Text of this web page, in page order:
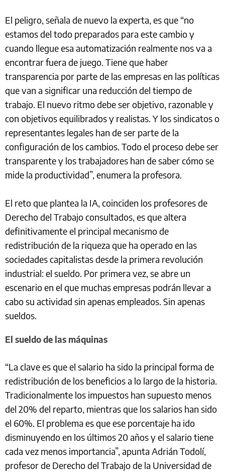
El peligro, señala de nuevo la experta, es que “no
estamos del todo preparados para este cambio y
cuando llegue esa automatización realmente nos va a
encontrar fuera de juego. Tiene que haber
transparencia por parte de las empresas en las políticas
que van a significar una reducción del tiempo de
trabajo. El nuevo ritmo debe ser objetivo, razonable y
con objetivos equilibrados y realistas. Y los sindicatos o
representantes legales han de ser parte de la
configuración de los cambios. Todo el proceso debe ser
transparente y los trabajadores han de saber cómo se
mide la productividad”, enumera la profesora.
El reto que plantea la IA, coinciden los profesores de
Derecho del Trabajo consultados, es que altera
definitivamente el principal mecanismo de
redistribución de la riqueza que ha operado en las
sociedades capitalistas desde la primera revolución
industrial: el sueldo. Por primera vez, se abre un
escenario en el que muchas empresas podrán llevar a
cabo su actividad sin apenas empleados. Sin apenas
sueldos.
El sueldo de las máquinas
“La clave es que el salario ha sido la principal forma de
redistribución de los beneficios a lo largo de la historia.
Tradicionalmente los impuestos han supuesto menos
del 20% del reparto, mientras que los salarios han sido
el 60%. El problema es que ese porcentaje ha ido
disminuyendo en los últimos 20 años y el salario tiene
cada vez menos importancia”, apunta Adrián Todolí,
profesor de Derecho del Trabajo de la Universidad de